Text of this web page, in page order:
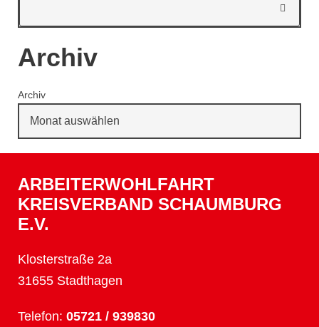
Archiv
Archiv
ARBEITERWOHLFAHRT
KREISVERBAND SCHAUMBURG
E.V.
Klosterstraße 2a
31655 Stadthagen
Telefon: 05721 / 939830